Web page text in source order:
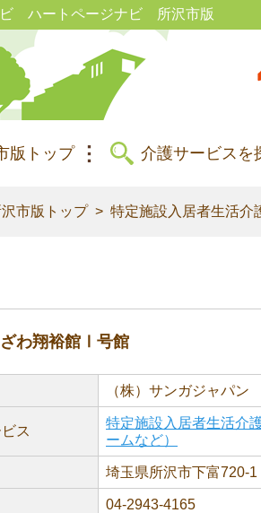
ビ ハートページナビ 所沢市版
版トップ 介護サービスを
沢市版トップ 特定施設入居者生活介
ざわ翔裕館Ⅰ号館
（株）サンガジャパン
ス
特定施設入居者生活介
ームなど）
埼玉県所沢市下富720-1
04-2943-4165